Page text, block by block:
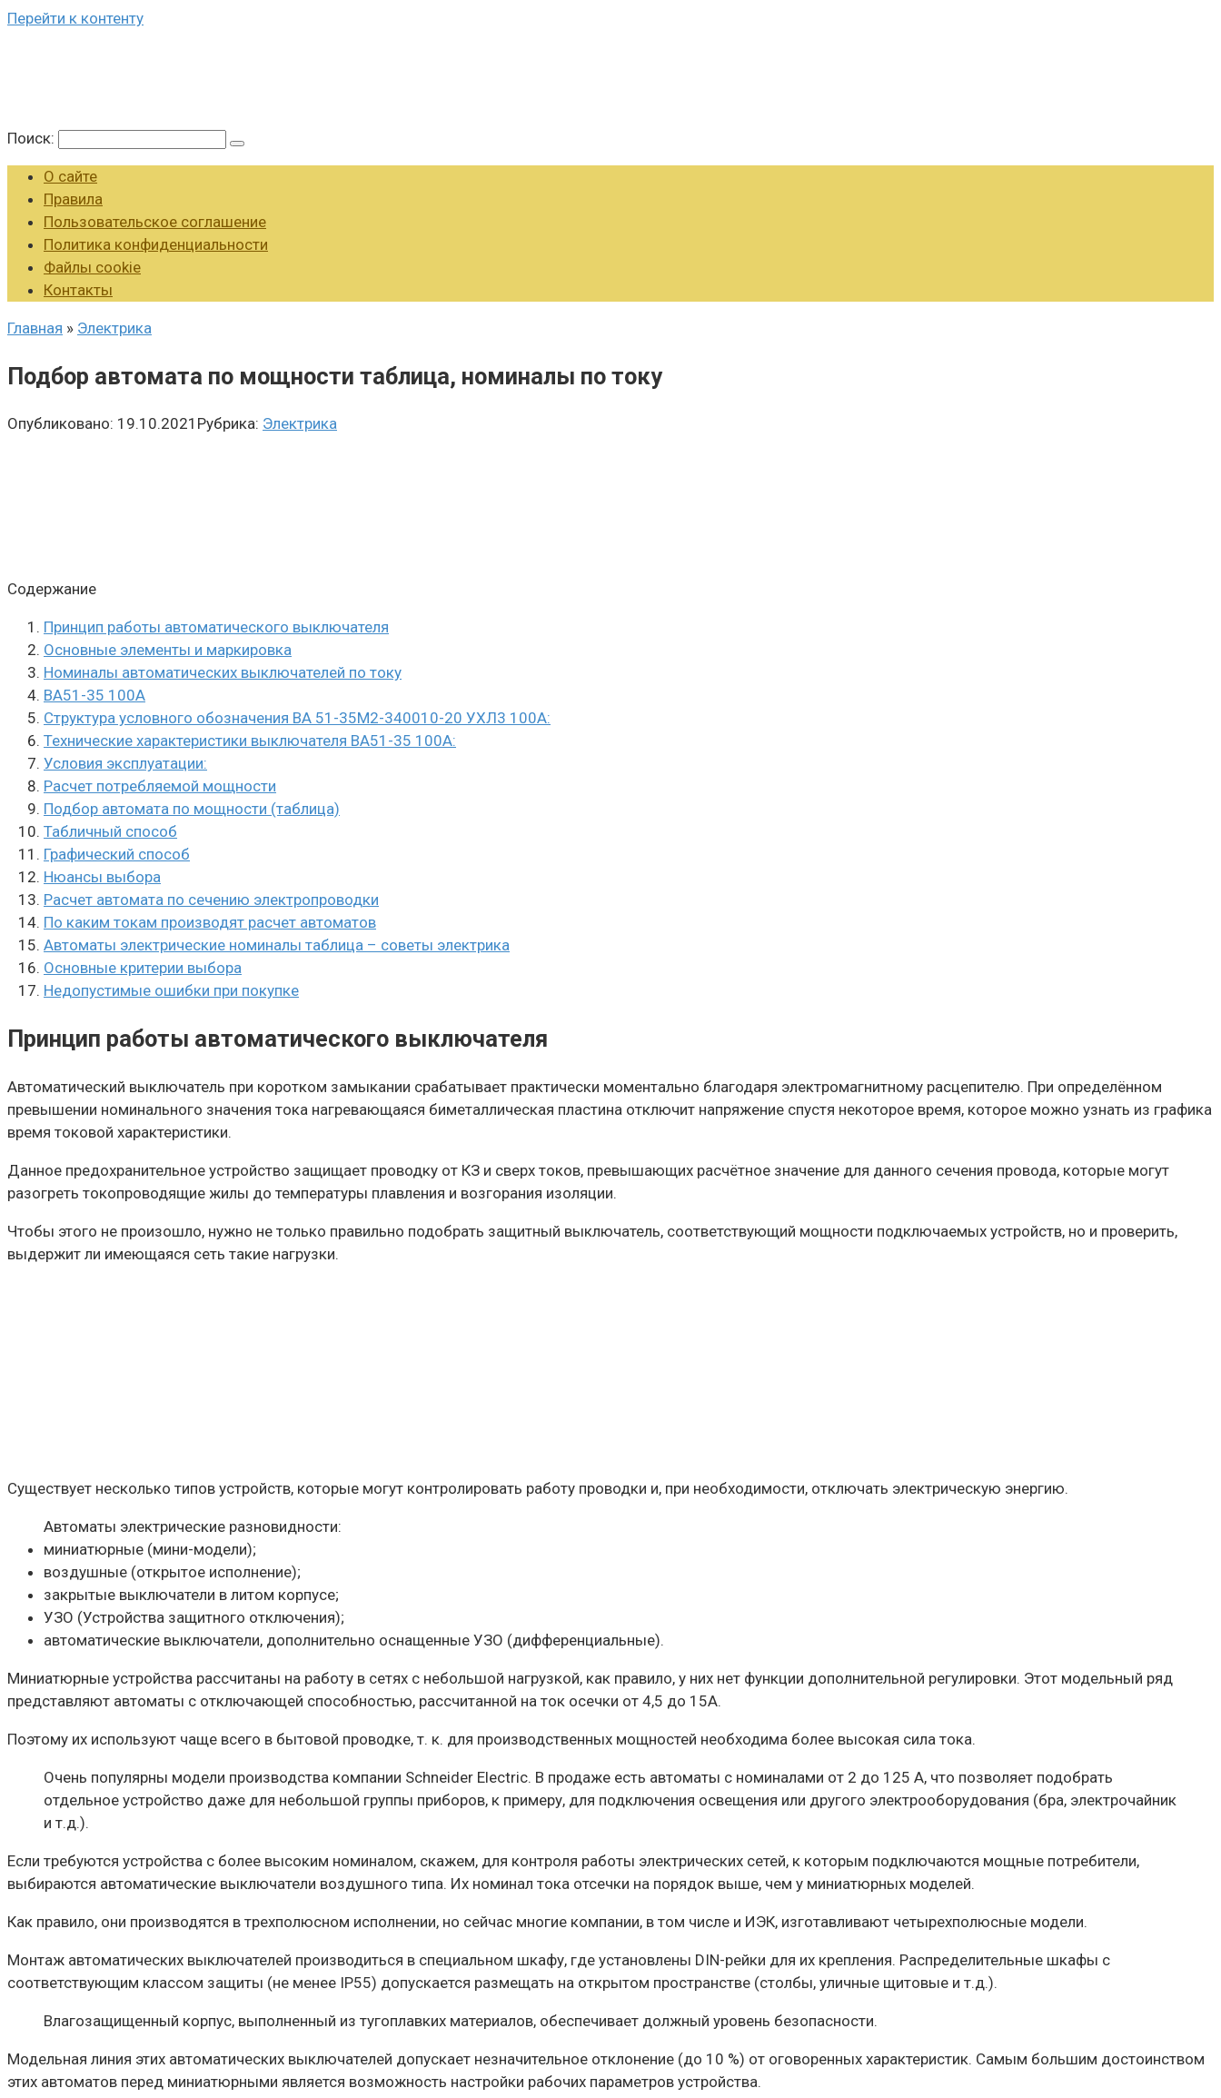
Перейти к контенту
Поиск:
О сайте
Правила
Пользовательское соглашение
Политика конфиденциальности
Файлы cookie
Контакты
Главная » Электрика
Подбор автомата по мощности таблица, номиналы по току
Опубликовано: 19.10.2021 Рубрика: Электрика
Содержание
Принцип работы автоматического выключателя
Основные элементы и маркировка
Номиналы автоматических выключателей по току
ВА51-35 100А
Структура условного обозначения ВА 51-35М2-340010-20 УХЛ3 100А:
Технические характеристики выключателя ВА51-35 100А:
Условия эксплуатации:
Расчет потребляемой мощности
Подбор автомата по мощности (таблица)
Табличный способ
Графический способ
Нюансы выбора
Расчет автомата по сечению электропроводки
По каким токам производят расчет автоматов
Автоматы электрические номиналы таблица – советы электрика
Основные критерии выбора
Недопустимые ошибки при покупке
Принцип работы автоматического выключателя
Автоматический выключатель при коротком замыкании срабатывает практически моментально благодаря электромагнитному расцепителю. При определённом
превышении номинального значения тока нагревающаяся биметаллическая пластина отключит напряжение спустя некоторое время, которое можно узнать из графика
время токовой характеристики.
Данное предохранительное устройство защищает проводку от КЗ и сверх токов, превышающих расчётное значение для данного сечения провода, которые могут
разогреть токопроводящие жилы до температуры плавления и возгорания изоляции.
Чтобы этого не произошло, нужно не только правильно подобрать защитный выключатель, соответствующий мощности подключаемых устройств, но и проверить,
выдержит ли имеющаяся сеть такие нагрузки.
Существует несколько типов устройств, которые могут контролировать работу проводки и, при необходимости, отключать электрическую энергию.
Автоматы электрические разновидности:
миниатюрные (мини-модели);
воздушные (открытое исполнение);
закрытые выключатели в литом корпусе;
УЗО (Устройства защитного отключения);
автоматические выключатели, дополнительно оснащенные УЗО (дифференциальные).
Миниатюрные устройства рассчитаны на работу в сетях с небольшой нагрузкой, как правило, у них нет функции дополнительной регулировки. Этот модельный ряд
представляют автоматы с отключающей способностью, рассчитанной на ток осечки от 4,5 до 15А.
Поэтому их используют чаще всего в бытовой проводке, т. к. для производственных мощностей необходима более высокая сила тока.
Очень популярны модели производства компании Schneider Electric. В продаже есть автоматы с номиналами от 2 до 125 А, что позволяет подобрать
отдельное устройство даже для небольшой группы приборов, к примеру, для подключения освещения или другого электрооборудования (бра, электрочайник
и т.д.).
Если требуются устройства с более высоким номиналом, скажем, для контроля работы электрических сетей, к которым подключаются мощные потребители,
выбираются автоматические выключатели воздушного типа. Их номинал тока отсечки на порядок выше, чем у миниатюрных моделей.
Как правило, они производятся в трехполюсном исполнении, но сейчас многие компании, в том числе и ИЭК, изготавливают четырехполюсные модели.
Монтаж автоматических выключателей производиться в специальном шкафу, где установлены DIN-рейки для их крепления. Распределительные шкафы с
соответствующим классом защиты (не менее IP55) допускается размещать на открытом пространстве (столбы, уличные щитовые и т.д.).
Влагозащищенный корпус, выполненный из тугоплавких материалов, обеспечивает должный уровень безопасности.
Модельная линия этих автоматических выключателей допускает незначительное отклонение (до 10 %) от оговоренных характеристик. Самым большим достоинством
этих автоматов перед миниатюрными является возможность настройки рабочих параметров устройства.